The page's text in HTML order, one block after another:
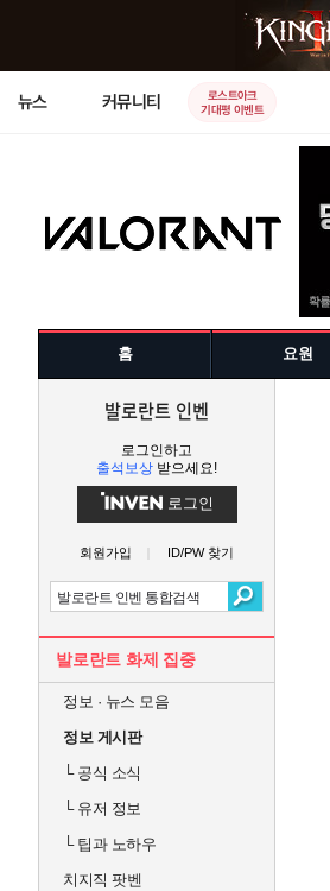
뉴스 커뮤니티
로스트아크
기대평 이벤트
홈 요원
발로란트 인벤
로그인하고
출석보상 받으세요!
로그인
회원가입 ID/PW 찾기
발로란트 화제 집중
정보 · 뉴스 모음
정보 게시판
└공식 소식
└유저 정보
└팁과 노하우
치지직 팟벤